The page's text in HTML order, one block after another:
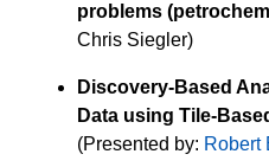
problems
Chris Siegler)
Discovery-Based
Data using Tile-
(Presented by: Robert